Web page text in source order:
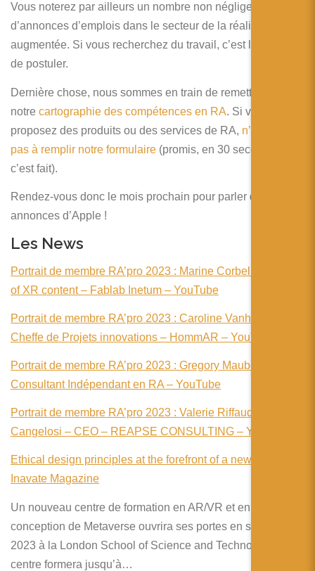
Vous noterez par ailleurs un nombre non négligeable
d’annonces d’emplois dans le secteur de la réalité
augmentée. Si vous recherchez du travail, c’est le moment
de postuler.
Dernière chose, nous sommes en train de remettre à jour
notre cartographie des compétences en RA. Si vous
proposez des produits ou des services de RA, n’hésitez
pas à remplir notre formulaire (promis, en 30 secondes,
c’est fait).
Rendez-vous donc le mois prochain pour parler des
annonces d’Apple !
Les News
Portrait de membre RA’pro 2023 : Marine Corbelin – Head
of XR content – Fablab Inetum – YouTube
Portrait de membre RA’pro 2023 : Caroline Vanhove –
Cheffe de Projets innovations – HommAR – YouTube
Portrait de membre RA’pro 2023 : Gregory Maubon –
Consultant Indépendant en RA – YouTube
Portrait de membre RA’pro 2023 : Valerie Riffaud
Cangelosi – CEO – REAPSE CONSULTING – YouTube
Ethical design principles at the forefront of a new arv –
Inavate Magazine
Un nouveau centre de formation en AR/VR et en
conception de Metaverse ouvrira ses portes en septembre
2023 à la London School of Science and Technology. Le
centre formera jusqu’à…